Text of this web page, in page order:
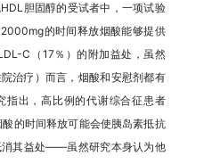
胆固醇的受试者中，一项试验
的时间释放烟酸能够提供
C（17％）的附加益处，虽然
治疗）而言，烟酸和安慰剂都有
指出，高比例的代谢综合征患者
酸的时间释放可能会使胰岛素抵抗
消其益处——虽然研究本身认为他